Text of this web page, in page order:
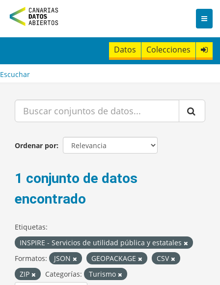
n
t
Datos Colecciones
Escuchar
Ordenar por
1 conjunto de datos
encontrado
Etiquetas:
INSPIRE - Servicios de utilidad pública y estatales
Formatos:
JSON GEOPACKAGE
CSV
ZIP
Categorías:
Turismo